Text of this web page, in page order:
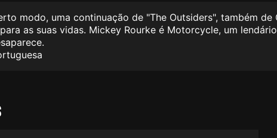
modo, uma continuação de "The Outsiders", também
as suas vidas. Mickey Rourke é Motorcycle, um